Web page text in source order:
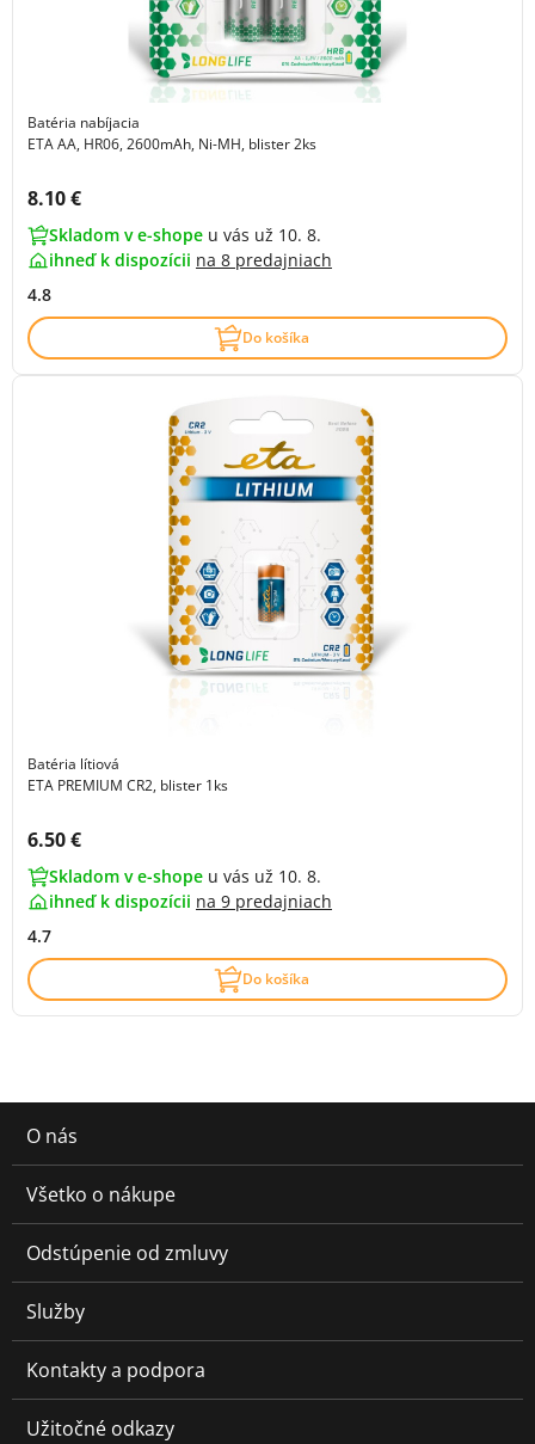
Batéria nabíjacia
ETA AA, HR06, 2600mAh, Ni-MH, blister 2ks
Cena s DPH:
8.10 €
Skladom v e-shope u vás už 10. 8.
ihneď k dispozícii na 8 predajniach
4.8
Do košíka
Batéria lítiová
ETA PREMIUM CR2, blister 1ks
Cena s DPH:
6.50 €
Skladom v e-shope u vás už 10. 8.
ihneď k dispozícii na 9 predajniach
4.7
Do košíka
O nás
Všetko o nákupe
Odstúpenie od zmluvy
Služby
Kontakty a podpora
Užitočné odkazy